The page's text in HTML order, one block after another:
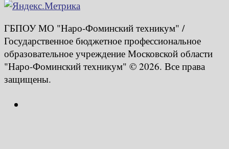
ГБПОУ МО "Наро-Фоминский техникум" /
Государственное бюджетное профессиональное
образовательное учреждение Московской области
"Наро-Фоминский техникум" © 2026. Все права
защищены.